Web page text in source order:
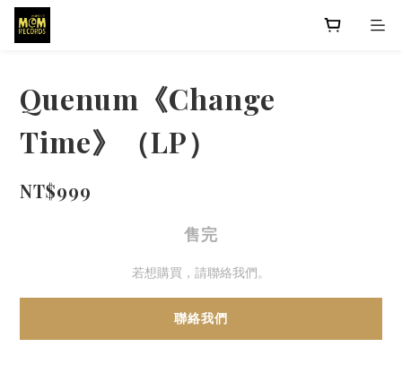
Quenum《Change
Time》（LP）
NT$999
售完
若想購買，請聯絡我們。
聯絡我們